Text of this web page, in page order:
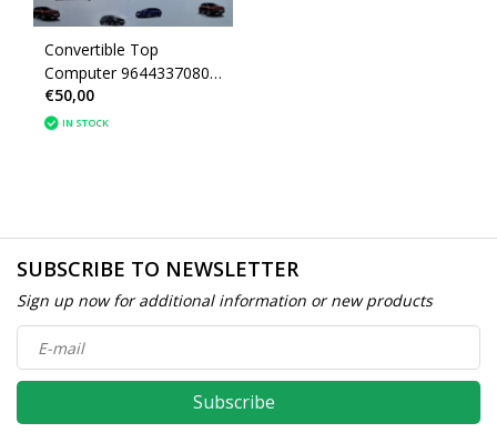
Convertible Top
Computer 9644337080
Peugeot 206CC
(8446H1)(8446G6)
€50,00
IN STOCK
SUBSCRIBE TO NEWSLETTER
Sign up now for additional information or new products
Subscribe